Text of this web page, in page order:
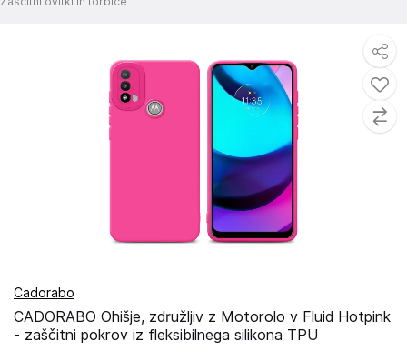
Cadorabo
CADORABO Ohišje, združljiv z Motorolo v Fluid Hotpink
- zaščitni pokrov iz fleksibilnega silikona TPU